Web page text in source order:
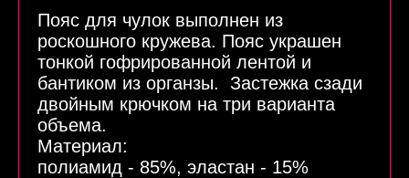
Пояс для чулок выполнен из
роскошного кружева. Пояс украшен
тонкой гофрированной лентой и
бантиком из органзы. Застежка сзади
двойным крючком на три варианта
объема.
Материал:
полиамид - 85%, эластан - 15%